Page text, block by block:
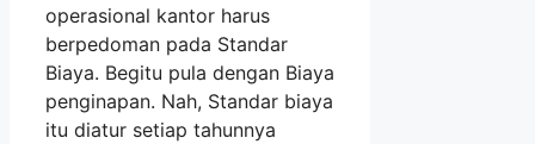
operasional kantor harus
berpedoman pada Standar
Biaya. Begitu pula dengan Biaya
penginapan. Nah, Standar biaya
itu diatur setiap tahunnya